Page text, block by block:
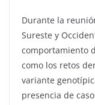
Durante la
Sureste y
comportamiento
como los retos
variante
presencia de